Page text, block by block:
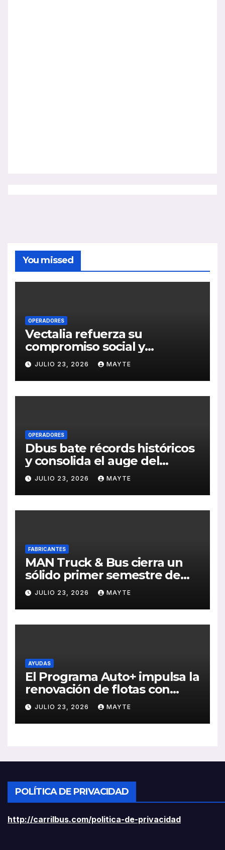
You missed
OPERADORES
Vectalia refuerza su
compromiso social y
medioambiental con la
publicación de su Memoria
de RSC 2025
JULIO 23, 2026 MAYTE
OPERADORES
Dbus bate récords históricos
y consolida el auge del
transporte público en San
Sebastián
JULIO 23, 2026 MAYTE
FABRICANTES
MAN Truck & Bus cierra un
sólido primer semestre de
2026 con crecimiento en
ventas, pedidos y
rentabilidad
JULIO 23, 2026 MAYTE
AYUDAS
El Programa Auto+ impulsa la
renovación de flotas con
ayudas a vehículos eléctricos
ligeros
JULIO 23, 2026 MAYTE
POLÍTICA DE PRIVACIDAD
http://carrilbus.com/politica-de-privacidad